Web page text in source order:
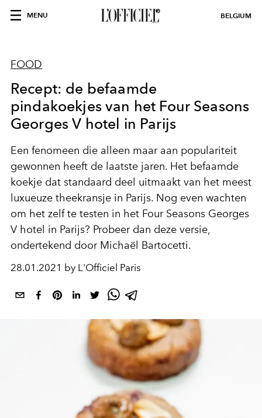
MENU BELGIUM
FOOD
Recept: de befaamde
pindakoekjes van het Four Seasons
Georges V hotel in Parijs
Een fenomeen die alleen maar aan populariteit
gewonnen heeft de laatste jaren. Het befaamde
koekje dat standaard deel uitmaakt van het meest
luxueuze theekransje in Parijs. Nog even wachten
om het zelf te testen in het Four Seasons Georges
V hotel in Parijs? Probeer dan deze versie,
ondertekend door Michaël Bartocetti.
28.01.2021 by L'Officiel Paris